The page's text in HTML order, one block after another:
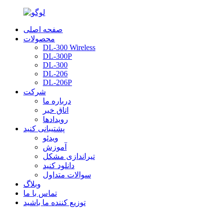
صفحه اصلی
محصولات
DL-300 Wireless
DL-300P
DL-300
DL-206
DL-206P
شرکت
درباره ما
اتاق خبر
رویدادها
پشتیبانی کنید
ویدئو
آموزش
تیراندازی مشکل
دانلود کنید
سوالات متداول
وبلاگ
تماس با ما
توزیع کننده ما باشید